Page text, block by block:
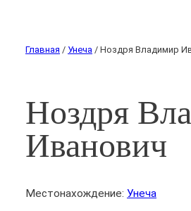
Главная / Унеча / Ноздря Владимир
Ноздря
Иванович
Местонахождение: Унеча